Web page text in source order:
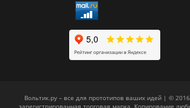
Вольтик.ру – все для прототипов ваших идей | ©
зарегистрированная торговая марка. Копирование